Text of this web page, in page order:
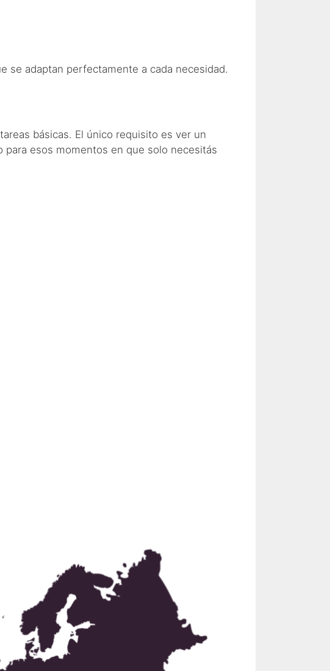
se adaptan perfectamente a cada necesidad.
básicas. El único requisito es ver un
esos momentos en que solo necesitás